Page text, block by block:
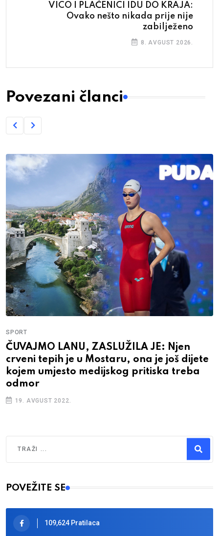
VICO I PLAĆENICI IDU DO KRAJA:
Ovako nešto nikada prije nije
zabilježeno
8. AVGUST 2026.
Povezani članci
SPORT
ČUVAJMO LANU, ZASLUŽILA JE: Njen
crveni tepih je u Mostaru, ona je još dijete
kojem umjesto medijskog pritiska treba
odmor
19. AVGUST 2022.
Type 2 or more characters for results.
POVEŽITE SE
109,624 Pratilaca